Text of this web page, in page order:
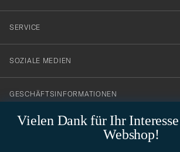
Vielen Dank für Ihr Interesse
Webshop!
vårt
nyhetsbrev!
SERVICE
SOZIALE MEDIEN
GESCHÄFTSINFORMATIONEN